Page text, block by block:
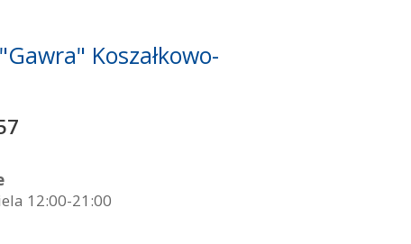
Koszałkowo-
12:00-21:00